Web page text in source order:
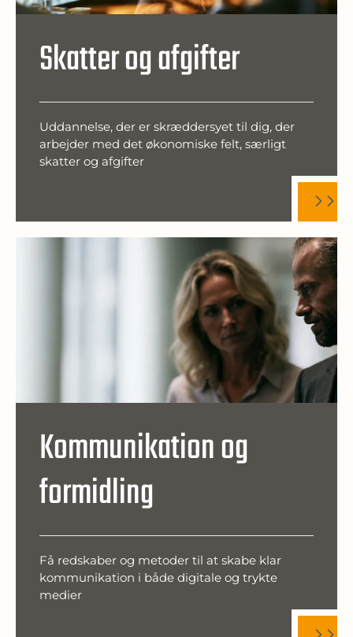
Skatter og afgifter
Uddannelse, der er skræddersyet til dig, der
arbejder med det økonomiske felt, særligt
skatter og afgifter
Kommunikation og
formidling
Få redskaber og metoder til at skabe klar
kommunikation i både digitale og trykte
medier